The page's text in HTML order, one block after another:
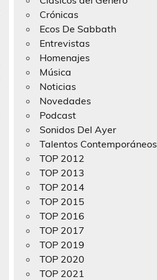
Crónicas
Ecos De Sabbath
Entrevistas
Homenajes
Música
Noticias
Novedades
Podcast
Sonidos Del Ayer
Talentos Contemporáneos
TOP 2012
TOP 2013
TOP 2014
TOP 2015
TOP 2016
TOP 2017
TOP 2019
TOP 2020
TOP 2021